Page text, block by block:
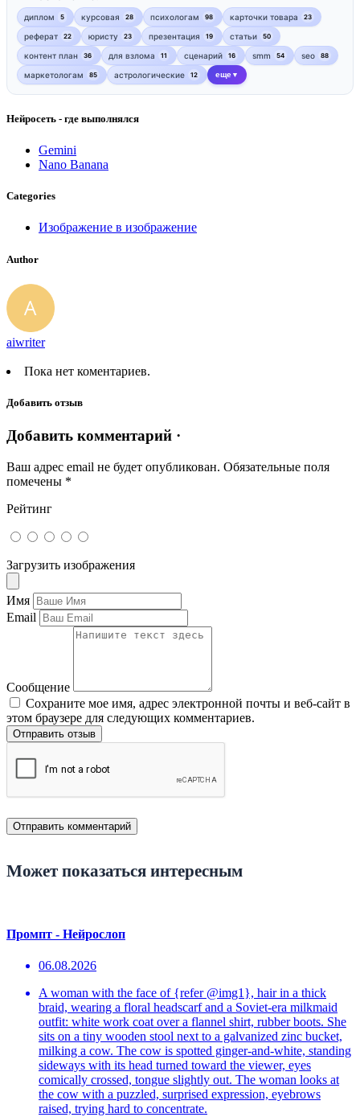
диплом 5 курсовая 28 психологам 98 карточки товара 23
реферат 22 юристу 23 презентация 19 статьи 50
контент план 36 для взлома 11 сценарий 16 smm 54 seo 88
маркетологам 85 астрологические 12 еще ▼
Нейросеть - где выполнялся
Gemini
Nano Banana
Categories
Изображение в изображение
Author
aiwriter
Пока нет коментариев.
Добавить отзыв
Добавить комментарий ·
Ваш адрес email не будет опубликован. Обязательные поля
помечены *
Рейтинг
Загрузить изображения
Имя
Email
Сообщение
Сохраните мое имя, адрес электронной почты и веб-сайт в
этом браузере для следующих комментариев.
Отправить отзыв
Может показаться интересным
Промпт - Нейрослоп
06.08.2026
A woman with the face of {refer @img1}, hair in a thick
braid, wearing a floral headscarf and a Soviet-era milkmaid
outfit: white work coat over a flannel shirt, rubber boots. She
sits on a tiny wooden stool next to a galvanized zinc bucket,
milking a cow. The cow is spotted ginger-and-white, standing
sideways with its head turned toward the viewer, eyes
comically crossed, tongue slightly out. The woman looks at
the cow with a puzzled, surprised expression, eyebrows
raised, trying hard to concentrate.